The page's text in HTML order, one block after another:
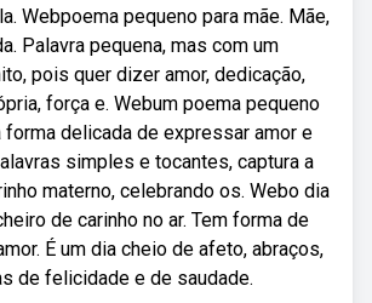
Webpoema pequeno para mãe. Mãe,
Palavra pequena, mas com um
pois quer dizer amor, dedicação,
força e. Webum poema pequeno
forma delicada de expressar amor e
simples e tocantes, captura a
materno, celebrando os. Webo dia
de carinho no ar. Tem forma de
É um dia cheio de afeto, abraços,
de felicidade e de saudade.